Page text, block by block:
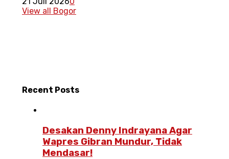
View all Bogor
Recent Posts
Desakan Denny Indrayana Agar
Wapres Gibran Mundur, Tidak
Mendasar!